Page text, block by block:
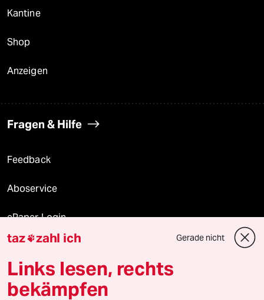
Kantine
Shop
Anzeigen
Fragen & Hilfe
Feedback
Aboservice
ePaper Login
Downloads für Abonnierende
taz zahl ich Gerade nicht
Links lesen, rechts
bekämpfen